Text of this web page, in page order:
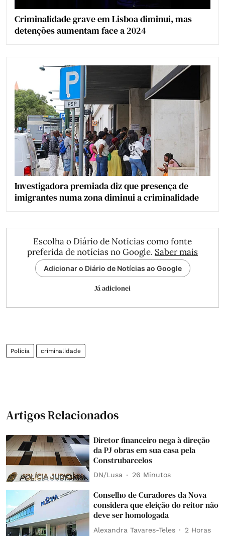
Criminalidade grave em Lisboa diminui, mas
detenções aumentam face a 2024
Investigadora premiada diz que presença de
imigrantes numa zona diminui a criminalidade
Escolha o Diário de Notícias como fonte
preferida de notícias no Google. Saber mais
Adicionar o Diário de Notícias ao Google
Já adicionei
Polícia criminalidade
Artigos Relacionados
Diretor financeiro nega à direção
da PJ obras em sua casa pela
Construbarcelos
DN/Lusa 26 Minutos
Conselho de Curadores da Nova
considera que eleição do reitor não
deve ser homologada
Alexandra Tavares-Teles 2 Horas